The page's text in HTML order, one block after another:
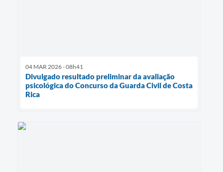
04 MAR 2026 - 08h41
Divulgado resultado preliminar da avaliação
psicológica do Concurso da Guarda Civil de Costa
Rica